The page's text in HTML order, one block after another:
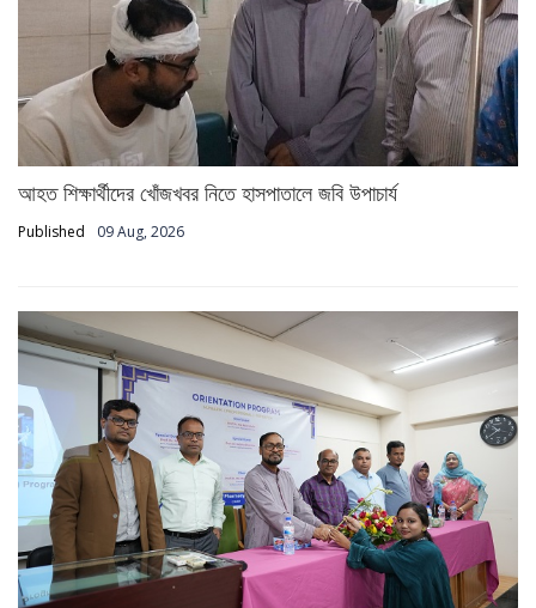
আহত শিক্ষার্থীদের খোঁজখবর নিতে হাসপাতালে জবি উপাচার্য
Published 09 Aug, 2026